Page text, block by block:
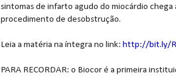
sintomas de infarto agudo do miocárdio
procedimento de desobstrução.
Leia a matéria na íntegra no link: http://bit.ly/
PARA RECORDAR: o Biocor é a primeira